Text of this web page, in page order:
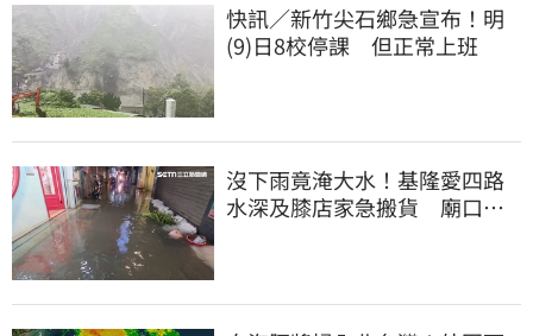
快訊／新竹尖石鄉急宣布！明
(9)日8校停課 但正常上班
沒下雨竟淹大水！基隆愛四路
水深及膝店家急搬貨 廟口夜